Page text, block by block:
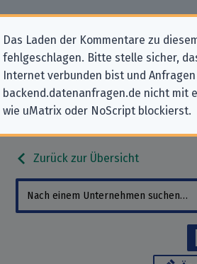
Das Laden der Kommentare zu
fehlgeschlagen. Bitte stelle sicher,
Internet verbunden bist und Anfragen
backend.datenanfragen.de nicht mit
wie uMatrix oder NoScript blockierst.
Datenschutz-
„Lebara
Zurück zur Übersicht